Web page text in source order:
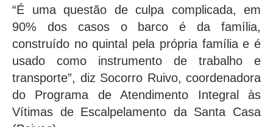
“É uma questão de culpa complicada, em
90% dos casos o barco é da família,
construído no quintal pela própria família e é
usado como instrumento de trabalho e
transporte”, diz Socorro Ruivo, coordenadora
do Programa de Atendimento Integral às
Vítimas de Escalpelamento da Santa Casa